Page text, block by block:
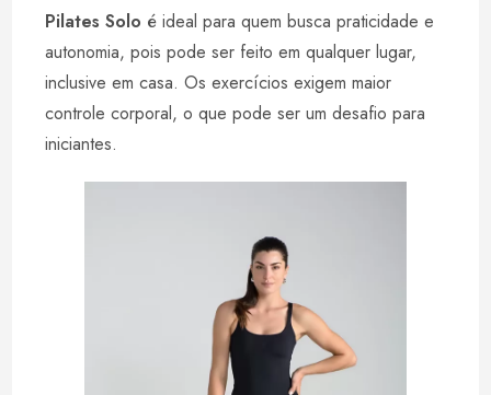
Pilates Solo é ideal para quem busca praticidade e
autonomia, pois pode ser feito em qualquer lugar,
inclusive em casa. Os exercícios exigem maior
controle corporal, o que pode ser um desafio para
iniciantes.